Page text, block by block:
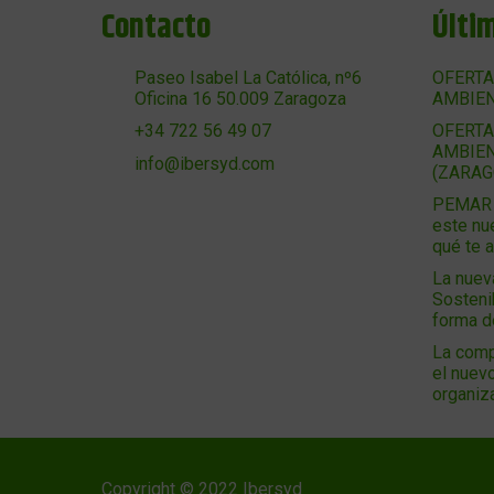
Contacto
Paseo Isabel La Católica, nº6
Oficina 16 50.009 Zaragoza
+34 722 56 49 07
info@ibersyd.com
este
qué te
La
forma
La
el
Copyright © 2022 Ibersyd